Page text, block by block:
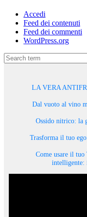
Accedi
Feed dei contenuti
Feed dei commenti
WordPress.org
LA VERA
Dal vuoto al vino
Ossido nitrico: la
Trasforma il tuo
Come usare il tuo
intelligente: